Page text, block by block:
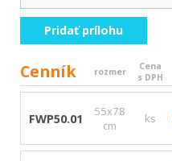
Pridať prílohu
Cenník rozmer
Cena
s DPH
FWP50.01
55x78
cm
ks